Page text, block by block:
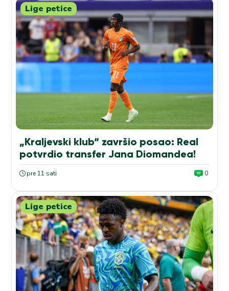
Lige petice
„Kraljevski klub“ završio posao: Real
potvrdio transfer Jana Diomandea!
pre 11 sati 0
Lige petice